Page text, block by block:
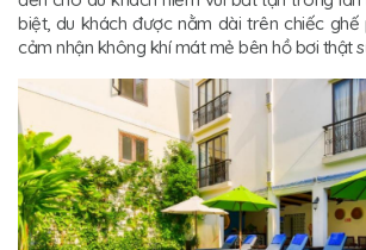
biệt, du khách được nằm dài trên chiếc
cảm nhận không khí mát mẻ bên hồ bơi thật